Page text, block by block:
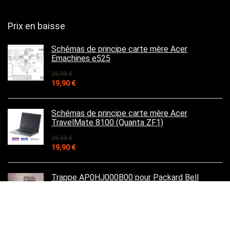
Prix en baisse
Schémas de principe carte mère Acer
Emachines e525
39,90€
Le
initial
était :
39,90 €.
19,90 €Le
actuel
est :
19,90 €.
Schémas de principe carte mère Acer
TravelMate 8100 (Quanta ZF1)
39,90€
Le
initial
était :
39,90 €.
19,90 €Le
actuel
est :
Trappe AP0HJ000B00 pour Packard Bell